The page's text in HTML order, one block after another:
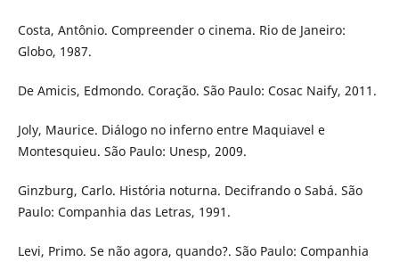
Costa, Antônio. Compreender o cinema. Rio de Janeiro:
Globo, 1987.
De Amicis, Edmondo. Coração. São Paulo: Cosac Naify, 2011.
Joly, Maurice. Diálogo no inferno entre Maquiavel e
Montesquieu. São Paulo: Unesp, 2009.
Ginzburg, Carlo. História noturna. Decifrando o Sabá. São
Paulo: Companhia das Letras, 1991.
Levi, Primo. Se não agora, quando?. São Paulo: Companhia